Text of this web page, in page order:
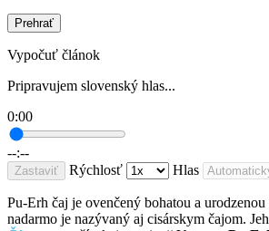
Prehrať
Vypočuť článok
Pripravujem slovenský hlas...
0:00
--:--
Zastaviť Rýchlosť Hlas
Pu-Erh čaj je ovenčený bohatou a
nadarmo je nazývaný aj cisárskym čajom.